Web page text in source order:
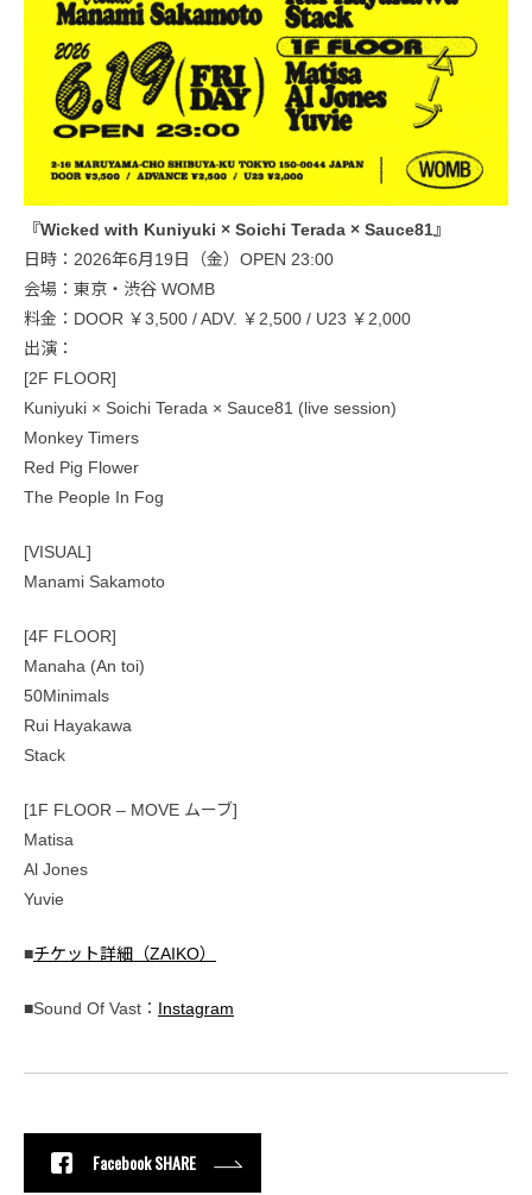
『Wicked with Kuniyuki × Soichi Terada × Sauce81』
日時：2026年6月19日（金）OPEN 23:00
会場：東京・渋谷 WOMB
料金：DOOR ￥3,500 / ADV. ￥2,500 / U23 ￥2,000
出演：
[2F FLOOR]
Kuniyuki × Soichi Terada × Sauce81 (live session)
Monkey Timers
Red Pig Flower
The People In Fog
[VISUAL]
Manami Sakamoto
[4F FLOOR]
Manaha (An toi)
50Minimals
Rui Hayakawa
Stack
[1F FLOOR – MOVE ムーブ]
Matisa
Al Jones
Yuvie
■チケット詳細（ZAIKO）
■Sound Of Vast： Instagram
Facebook SHARE